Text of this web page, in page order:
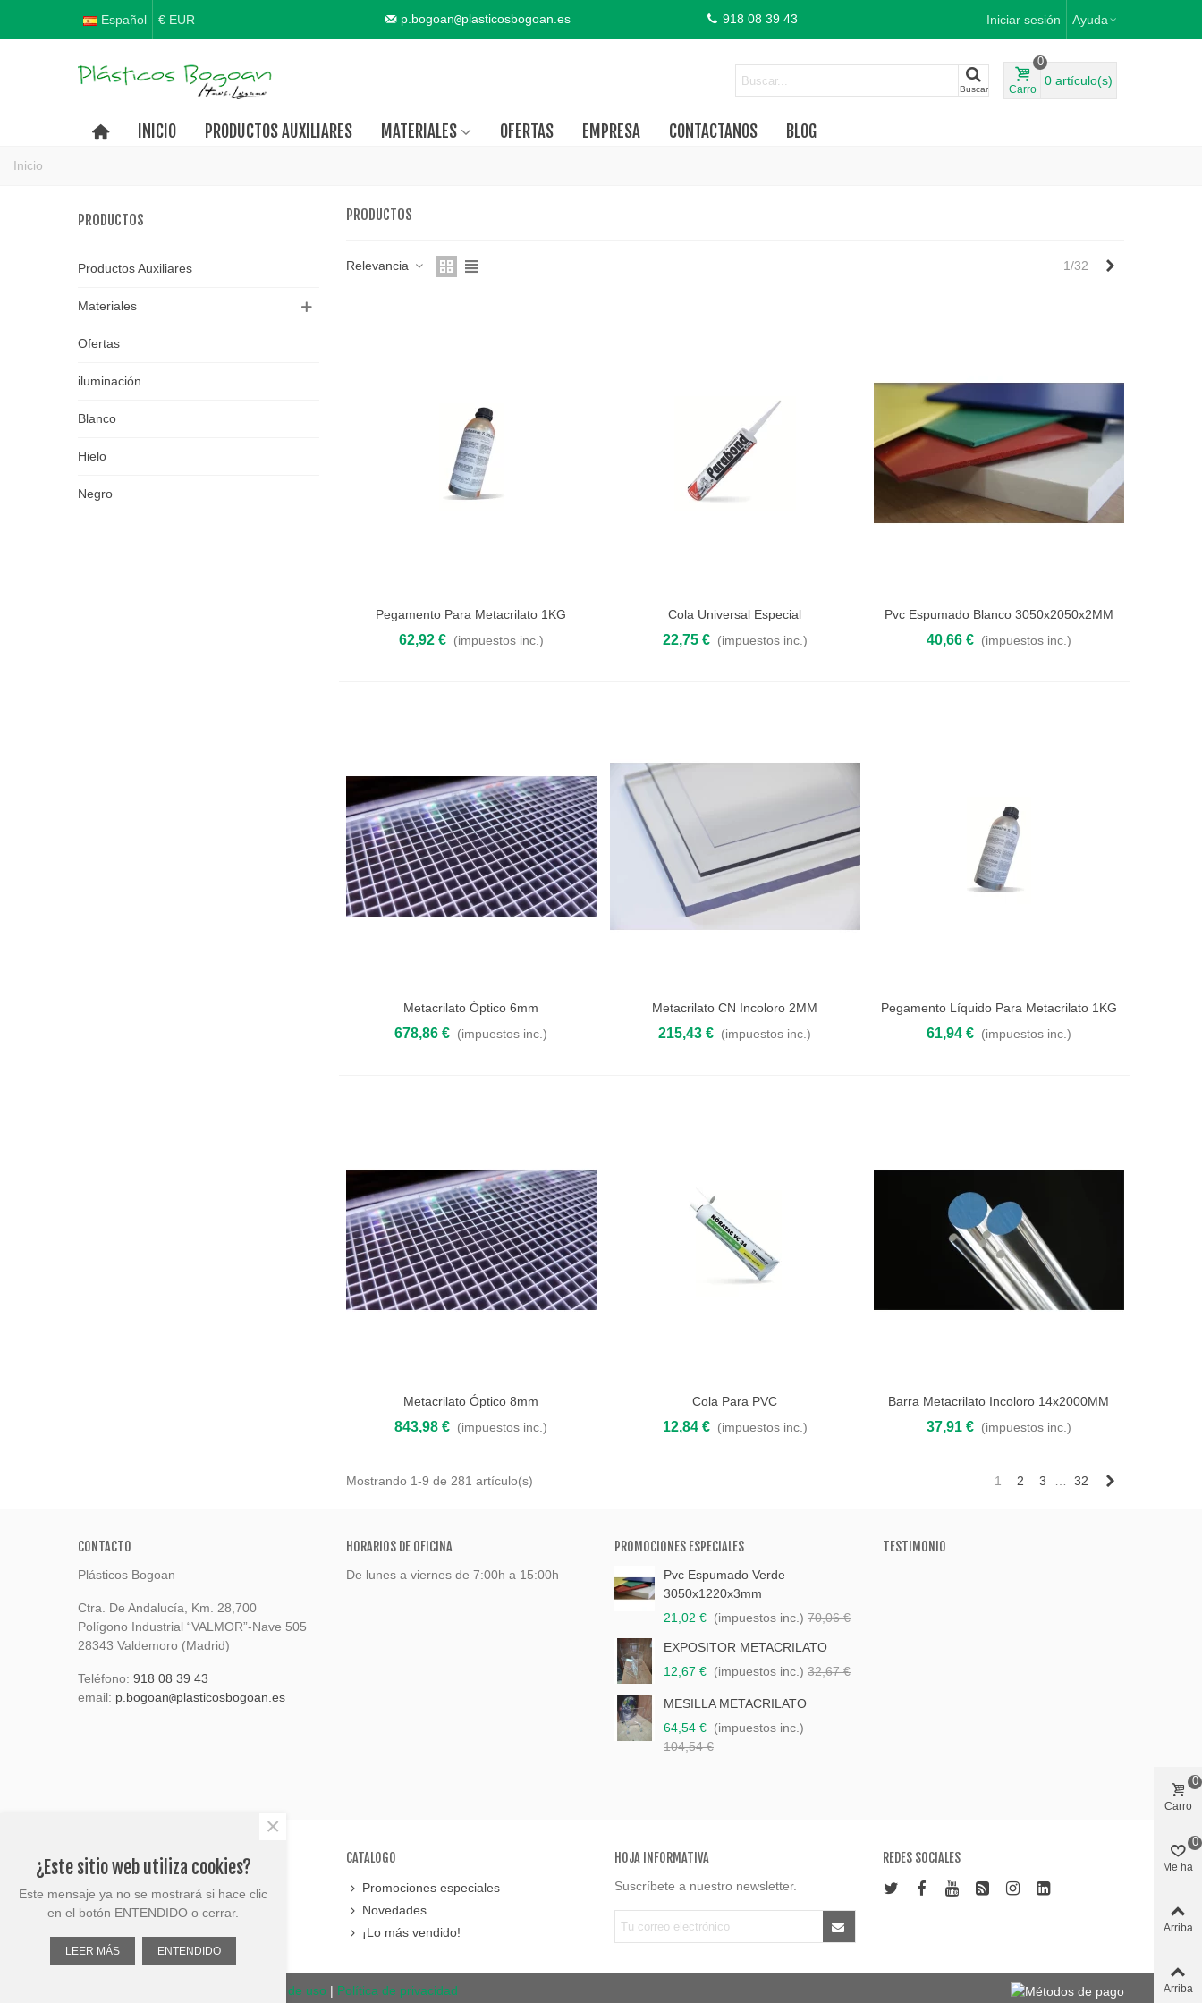
Español € EUR p.bogoan@plasticosbogoan.es 918 08 39 43 Iniciar sesión Ayuda
Buscar Carro
0
0 artículo(s)
INICIO PRODUCTOS AUXILIARES MATERIALES OFERTAS EMPRESA CONTACTANOS BLOG
Inicio
PRODUCTOS
Productos Auxiliares
Materiales
Ofertas
iluminación
Blanco
Hielo
Negro
PRODUCTOS
Relevancia 1/32
Añadir al carrito
Pegamento Para Metacrilato 1KG
62,92 € (impuestos inc.)
Añadir al carrito
Cola Universal Especial
22,75 € (impuestos inc.)
Añadir al carrito
Pvc Espumado Blanco 3050x2050x2MM
40,66 € (impuestos inc.)
Añadir al carrito
Metacrilato Óptico 6mm
678,86 € (impuestos inc.)
Añadir al carrito
Metacrilato CN Incoloro 2MM
215,43 € (impuestos inc.)
Añadir al carrito
Pegamento Líquido Para Metacrilato 1KG
61,94 € (impuestos inc.)
Añadir al carrito
Metacrilato Óptico 8mm
843,98 € (impuestos inc.)
Añadir al carritoCola Para PVC
12,84 € (impuestos inc.)
Añadir al carrito
Barra Metacrilato Incoloro 14x2000MM
37,91 € (impuestos inc.)
Mostrando 1-9 de 281 artículo(s) 1 2 3 32
CONTACTO
Plásticos Bogoan
Ctra. De Andalucía, Km. 28,700
Polígono Industrial “VALMOR”-Nave 505
28343 Valdemoro (Madrid)
Teléfono: 918 08 39 43
email: p.bogoan@plasticosbogoan.es
HORARIOS DE OFICINA
De lunes a viernes de 7:00h a 15:00h
PROMOCIONES ESPECIALES
Pvc Espumado Verde
3050x1220x3mm
21,02 € (impuestos inc.) 70,06 €
EXPOSITOR METACRILATO
12,67 € (impuestos inc.) 32,67 €
MESILLA METACRILATO
64,54 € (impuestos inc.)
104,54 €
TESTIMONIO
SOPORTE
Mapa del sitio
CATALOGO
Promociones especiales
Novedades
¡Lo más vendido!
HOJA INFORMATIVA
Suscríbete a nuestro newsletter.
REDES SOCIALES
Términos de uso | Política de privacidad
Carro
0
Me ha
0
Arriba
Arriba
¿Este sitio web utiliza cookies?
Este mensaje ya no se mostrará si hace clic
en el botón ENTENDIDO o cerrar.
LEER MÁS ENTENDIDO
×